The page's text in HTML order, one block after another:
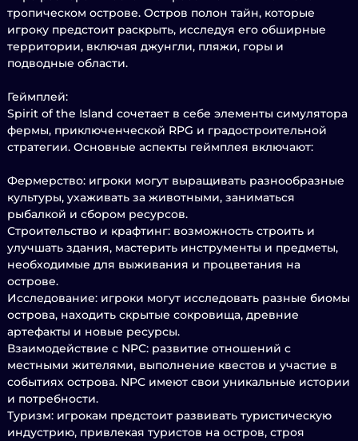
тропическом острове. Остров полон тайн, которые
игроку предстоит раскрыть, исследуя его обширные
территории, включая джунгли, пляжи, горы и
подводные области.
Геймплей:
Spirit of the Island сочетает в себе элементы симулятора
фермы, приключенческой RPG и градостроительной
стратегии. Основные аспекты геймплея включают:
Фермерство: игроки могут выращивать разнообразные
культуры, ухаживать за животными, заниматься
рыбалкой и сбором ресурсов.
Строительство и крафтинг: возможность строить и
улучшать здания, мастерить инструменты и предметы,
необходимые для выживания и процветания на
острове.
Исследование: игроки могут исследовать разные биомы
острова, находить скрытые сокровища, древние
артефакты и новые ресурсы.
Взаимодействие с NPC: развитие отношений с
местными жителями, выполнение квестов и участие в
событиях острова. NPC имеют свои уникальные истории
и потребности.
Туризм: игрокам предстоит развивать туристическую
индустрию, привлекая туристов на остров, строя